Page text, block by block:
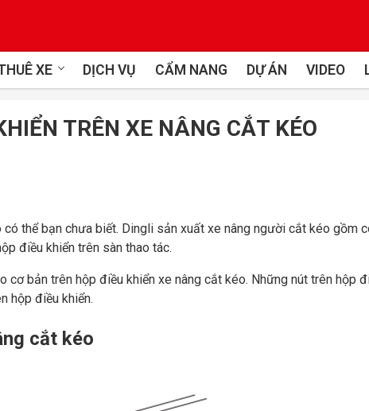
XE DỊCH VỤ CẨM NANG DỰ ÁN VIDEO
TRÊN XE NÂNG CẮT KÉO
thể bạn chưa biết. Dingli sản xuất xe nâng người cắt kéo gồm
điều khiển trên sàn thao tác.
cơ bản trên hộp điều khiển xe nâng cắt kéo. Những nút trên hộp
hộp điều khiển.
cắt kéo